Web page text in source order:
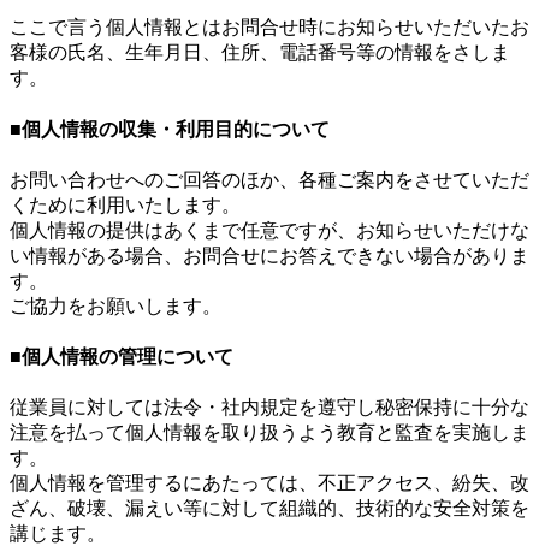
ここで言う個人情報とはお問合せ時にお知らせいただいたお
客様の氏名、生年月日、住所、電話番号等の情報をさしま
す。
■個人情報の収集・利用目的について
お問い合わせへのご回答のほか、各種ご案内をさせていただ
くために利用いたします。
個人情報の提供はあくまで任意ですが、お知らせいただけな
い情報がある場合、お問合せにお答えできない場合がありま
す。
ご協力をお願いします。
■個人情報の管理について
従業員に対しては法令・社内規定を遵守し秘密保持に十分な
注意を払って個人情報を取り扱うよう教育と監査を実施しま
す。
個人情報を管理するにあたっては、不正アクセス、紛失、改
ざん、破壊、漏えい等に対して組織的、技術的な安全対策を
講じます。